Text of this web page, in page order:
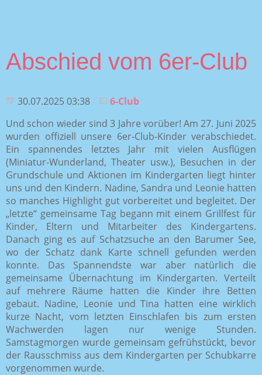
Abschied vom 6er-Club
30.07.2025 03:38
6-Club
Und schon wieder sind 3 Jahre vorüber! Am 27. Juni 2025
wurden offiziell unsere 6er-Club-Kinder verabschiedet.
Ein spannendes letztes Jahr mit vielen Ausflügen
(Miniatur-Wunderland, Theater usw.), Besuchen in der
Grundschule und Aktionen im Kindergarten liegt hinter
uns und den Kindern. Nadine, Sandra und Leonie hatten
so manches Highlight gut vorbereitet und begleitet. Der
„letzte“ gemeinsame Tag begann mit einem Grillfest für
Kinder, Eltern und Mitarbeiter des Kindergartens.
Danach ging es auf Schatzsuche an den Barumer See,
wo der Schatz dank Karte schnell gefunden werden
konnte. Das Spannendste war aber natürlich die
gemeinsame Übernachtung im Kindergarten. Verteilt
auf mehrere Räume hatten die Kinder ihre Betten
gebaut. Nadine, Leonie und Tina hatten eine wirklich
kurze Nacht, vom letzten Einschlafen bis zum ersten
Wachwerden lagen nur wenige Stunden.
Samstagmorgen wurde gemeinsam gefrühstückt, bevor
der Rausschmiss aus dem Kindergarten per Schubkarre
vorgenommen wurde.